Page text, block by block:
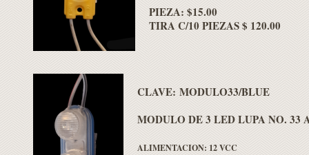
PIEZA: $15.00
TIRA C/10 PIEZAS $ 120.00
CLAVE: MODULO33/BLUE
MODULO DE 3 LED LUPA NO. 33
ALIMENTACION: 12 VCC